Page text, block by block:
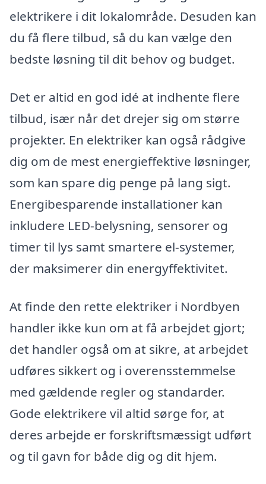
elektrikere i dit lokalområde. Desuden kan
du få flere tilbud, så du kan vælge den
bedste løsning til dit behov og budget.
Det er altid en god idé at indhente flere
tilbud, især når det drejer sig om større
projekter. En elektriker kan også rådgive
dig om de mest energieffektive løsninger,
som kan spare dig penge på lang sigt.
Energibesparende installationer kan
inkludere LED-belysning, sensorer og
timer til lys samt smartere el-systemer,
der maksimerer din energyffektivitet.
At finde den rette elektriker i Nordbyen
handler ikke kun om at få arbejdet gjort;
det handler også om at sikre, at arbejdet
udføres sikkert og i overensstemmelse
med gældende regler og standarder.
Gode elektrikere vil altid sørge for, at
deres arbejde er forskriftsmæssigt udført
og til gavn for både dig og dit hjem.